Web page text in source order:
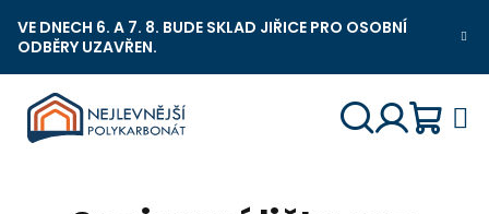
na
obsah
VE DNECH 6. A 7. 8. BUDE SKLAD JIŘICE PRO OSOBNÍ
ODBĚRY UZAVŘEN.Nejlevnější Polykarbonát Chat